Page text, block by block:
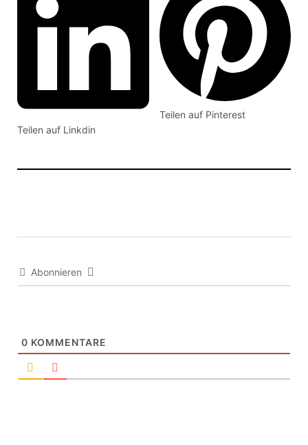
Teilen auf Linkdin
Teilen auf Pinterest
Abonnieren
0 KOMMENTARE